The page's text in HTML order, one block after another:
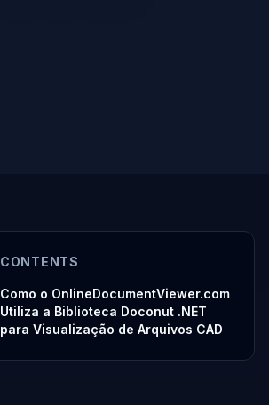
CONTENTS
Como o OnlineDocumentViewer.com
Utiliza a Biblioteca Doconut .NET
para Visualização de Arquivos CAD